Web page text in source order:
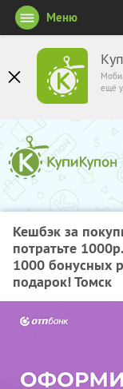
ещё
Меню
Кешбэк за
потратьте
1000 бонусных
подарок! Томск